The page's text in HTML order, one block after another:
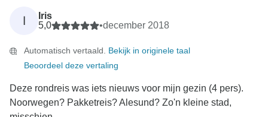
I
Iris
5,0
•december 2018
Automatisch vertaald. Bekijk in originele taal
Beoordeel deze vertaling
Deze rondreis was iets nieuws voor mijn gezin (4 pers).
Noorwegen? Pakketreis? Alesund? Zo'n kleine stad,